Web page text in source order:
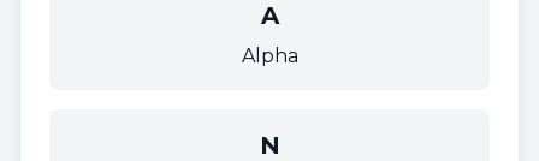
A
Alpha
N